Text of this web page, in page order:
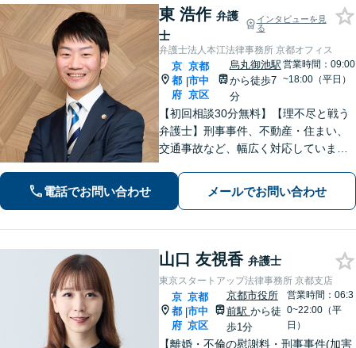
東 浩作 弁護
士
インタビューを見
る
弁護士法人本江法律事務所 京都オフィス
京
都
府
|
京都
市中
京区
烏丸御池駅
から徒歩7
分
営業時間：09:00
~18:00（平日）
【初回相談30分無料】【理不尽と戦う
弁護士】刑事事件、不動産・住まい、
交通事故など、幅広く対応していま
い、最善の結果を目指します。お困り
の場合は、お気軽に弁護士にご相談く
電話でお問い合わせ メールでお問い合わせ
山口 友視香 弁護士
東京スタートアップ法律事務所 京都支店
京
都
府
|
京都
市中
京区
京都市役所
前駅 から徒
歩1分
営業時間：06:3
0~22:00（平
日）
【離婚・不倫の慰謝料・刑事事件(加害